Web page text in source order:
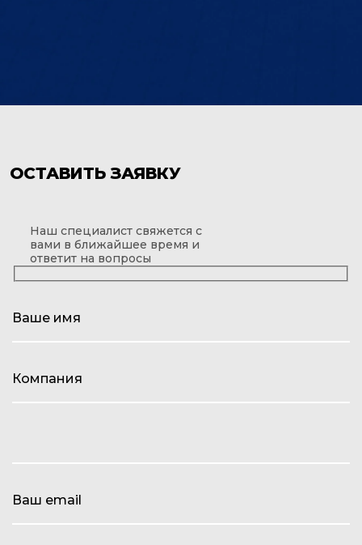
ОСТАВИТЬ ЗАЯВКУ
Наш специалист свяжется с
вами в ближайшее время и
ответит на вопросы